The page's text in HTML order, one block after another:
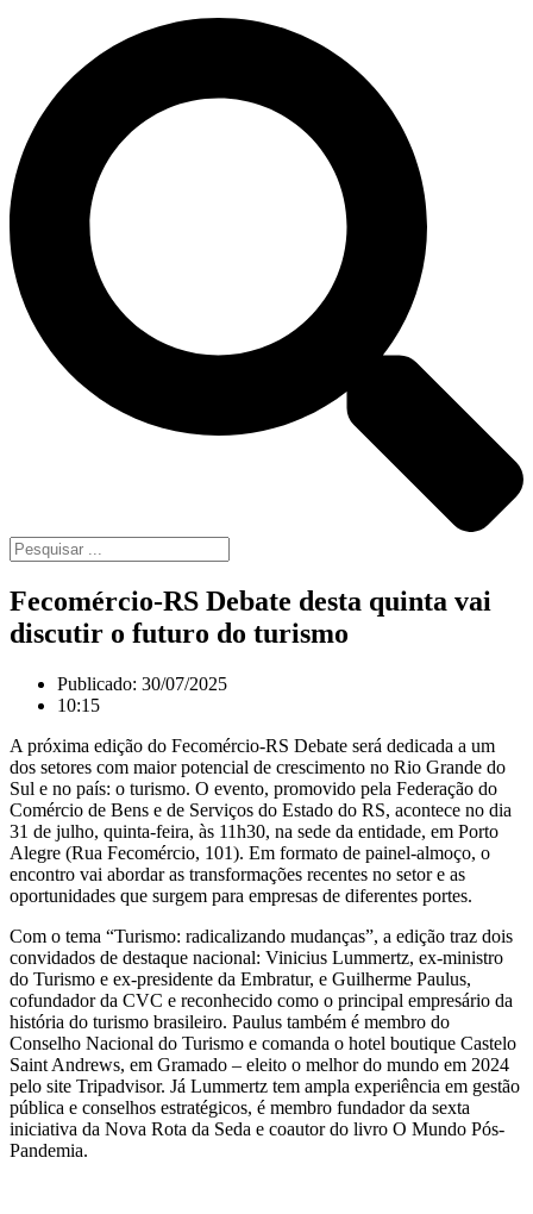
Fecomércio-RS Debate desta quinta vai
discutir o futuro do turismo
Publicado: 30/07/2025
10:15
A próxima edição do Fecomércio-RS Debate será dedicada a um
dos setores com maior potencial de crescimento no Rio Grande do
Sul e no país: o turismo. O evento, promovido pela Federação do
Comércio de Bens e de Serviços do Estado do RS, acontece no dia
31 de julho, quinta-feira, às 11h30, na sede da entidade, em Porto
Alegre (Rua Fecomércio, 101). Em formato de painel-almoço, o
encontro vai abordar as transformações recentes no setor e as
oportunidades que surgem para empresas de diferentes portes.
Com o tema “Turismo: radicalizando mudanças”, a edição traz dois
convidados de destaque nacional: Vinicius Lummertz, ex-ministro
do Turismo e ex-presidente da Embratur, e Guilherme Paulus,
cofundador da CVC e reconhecido como o principal empresário da
história do turismo brasileiro. Paulus também é membro do
Conselho Nacional do Turismo e comanda o hotel boutique Castelo
Saint Andrews, em Gramado – eleito o melhor do mundo em 2024
pelo site Tripadvisor. Já Lummertz tem ampla experiência em gestão
pública e conselhos estratégicos, é membro fundador da sexta
iniciativa da Nova Rota da Seda e coautor do livro O Mundo Pós-
Pandemia.